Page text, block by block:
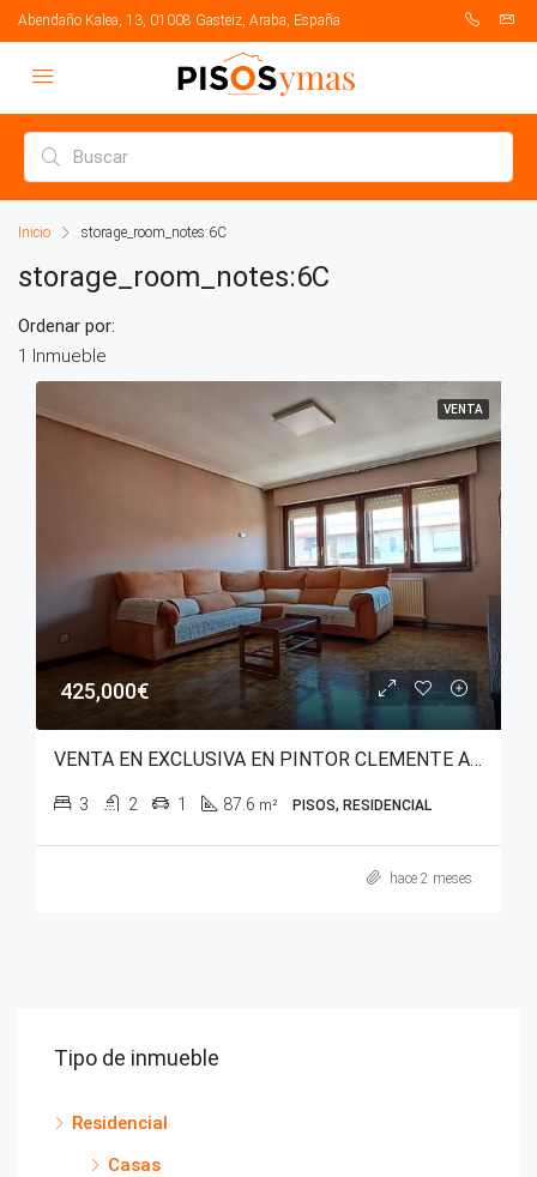
Abendaño Kalea, 13, 01008 Gasteiz, Araba, España
Inicio storage_room_notes:6C
storage_room_notes:6C
1 Inmueble
Ordenar por:
VENTA
425,000€
VENTA EN EXCLUSIVA EN PINTOR CLEMENTE ARRAIZ
3 2 1 87.6 m² PISOS, RESIDENCIAL
hace 2 meses
Tipo de inmueble
Residencial
Casas